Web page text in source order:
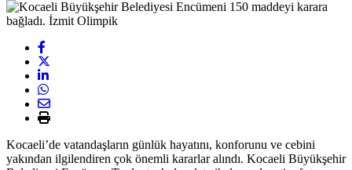
Kocaeli’de vatandaşların günlük hayatını, konforunu ve cebini
yakından ilgilendiren çok önemli kararlar alındı. Kocaeli Büyükşehir